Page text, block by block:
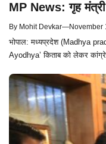
MP News: गृह मंत्री
By Mohit Devkar—November
भोपाल: मध्यप्रदेश (Madhya
Ayodhya’ किताब को लेकर